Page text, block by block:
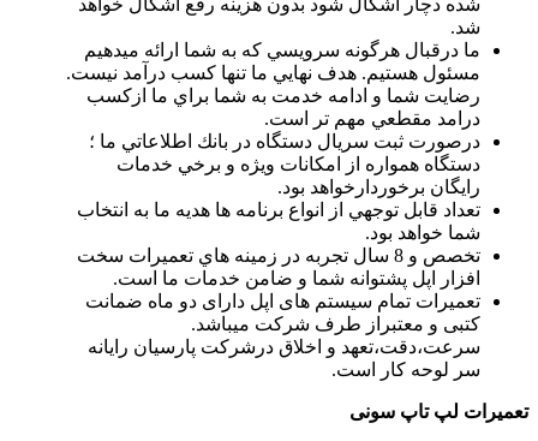
شد.
ما درقبال هرگونه سرويسي كه به شما ارائه ميدهيم
مسئول هستيم. هدف نهايي ما تنها كسب درآمد نيست.
رضايت شما و ادامه خدمت به شما براي ما ازكسب
درامد مقطعي مهم تر است.
درصورت ثبت سريال دستگاه در بانك اطلاعاتي ما ؛
دستگاه همواره از امكانات ويژه و برخي خدمات
رايگان برخوردارخواهد بود.
تعداد قابل توجهي از انواع برنامه ها هديه ما به انتخاب
شما خواهد بود.
تخصص و 8 سال تجربه در زمينه هاي تعمیرات سخت
افزار اپل پشتوانه شما و ضامن خدمات ما است.
تعمیرات تمام سیستم های اپل دارای دو ماه ضمانت
کتبی و معتبراز طرف شرکت میباشد.
سرعت،دقت،تعهد و اخلاق درشرکت پارسیان رایانه
سر لوحه کار است.
تعمیرات لپ تاپ سونی